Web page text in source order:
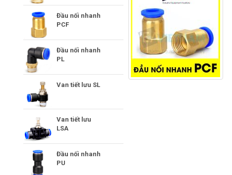
Đầu nối nhanh
PCF
Đầu nối nhanh
PL
Van tiết lưu SL
Van tiết lưu
LSA
Đầu nối nhanh
PU